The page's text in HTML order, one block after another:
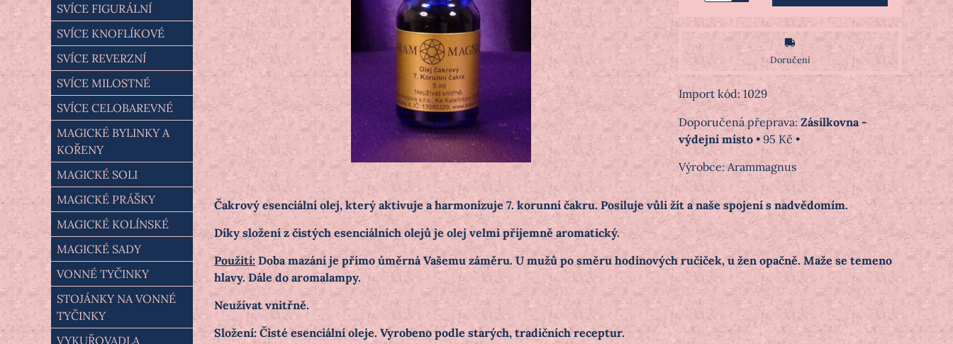
Doručení
Import kód: 1029
Zásilkovna -
výdejní místo • 95 Kč •
Výrobce:Arammagnus
Čakrový esenciální olej, který aktivuje a harmonizuje 7. korunní čakru. Posiluje vůli žít a naše spojení s nadvědomím.
Díky složení z čistých esenciálních olejů je olej velmi příjemně aromatický.
Použití: Doba mazání je přímo úměrná Vašemu záměru. U mužů po směru hodinových ručiček, u žen opačně. Maže se temeno
hlavy. Dále do aromalampy.
Neužívat vnitřně.
Složení: Čisté esenciální oleje. Vyrobeno podle starých, tradičních receptur.
SVÍCE FIGURÁLNÍ
SVÍCE KNOFLÍKOVÉ
SVÍCE REVERZNÍ
SVÍCE MILOSTNÉ
SVÍCE CELOBAREVNÉ
MAGICKÉ BYLINKY A
KOŘENY
MAGICKÉ SOLI
MAGICKÉ PRÁŠKY
MAGICKÉ KOLÍNSKÉ
MAGICKÉ SADY
VONNÉ TYČINKY
STOJÁNKY NA VONNÉ
TYČINKY
VYKUŘOVADLA